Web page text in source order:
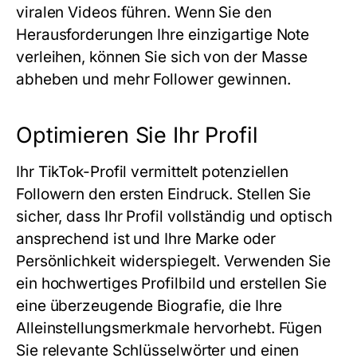
viralen Videos führen. Wenn Sie den
Herausforderungen Ihre einzigartige Note
verleihen, können Sie sich von der Masse
abheben und mehr Follower gewinnen.
Optimieren Sie Ihr Profil
Ihr TikTok-Profil vermittelt potenziellen
Followern den ersten Eindruck. Stellen Sie
sicher, dass Ihr Profil vollständig und optisch
ansprechend ist und Ihre Marke oder
Persönlichkeit widerspiegelt. Verwenden Sie
ein hochwertiges Profilbild und erstellen Sie
eine überzeugende Biografie, die Ihre
Alleinstellungsmerkmale hervorhebt. Fügen
Sie relevante Schlüsselwörter und einen